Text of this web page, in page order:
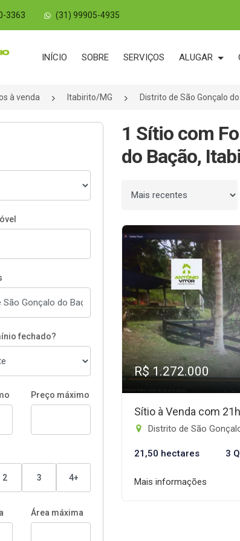
3363 (31) 99905-4935
INÍCIO SOBRE SERVIÇOS ALUGAR
à venda Itabirito/MG Distrito de São Gonçalo
fechado?
Preço máximo
2 3 4+
Área máxima
1 Sítio com
do Bação,
Ordenar por
R$ 1.272.000
Sítio à Venda com
Distrito de São
21,50 hectares 3
Mais informações